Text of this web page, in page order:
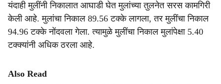
यंदाही मुलींनी निकालात आघाडी घेत मुलांच्या तुलनेत सरस कामगिरी
केली आहे. मुलांचा निकाल 89.56 टक्के लागला, तर मुलींचा निकाल
94.96 टक्के नोंदवला गेला. त्यामुळे मुलींचा निकाल मुलांपेक्षा 5.40
टक्क्यांनी अधिक ठरला आहे.
Also Read